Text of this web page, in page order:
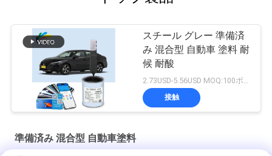
スチール グレー 準備済
み 混合型 自動車 塗料 耐
候 耐酸
2.73USD-5.56USD MOQ:100ボックス
接触
準備済み 混合型 自動車塗料